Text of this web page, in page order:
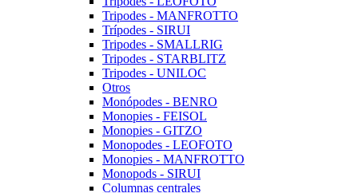
Tripodes - MANFROTTO
Trípodes - SIRUI
Tripodes - SMALLRIG
Tripodes - STARBLITZ
Tripodes - UNILOC
Otros
Monópodes - BENRO
Monopies - FEISOL
Monopies - GITZO
Monopodes - LEOFOTO
Monopies - MANFROTTO
Monopods - SIRUI
Columnas centrales